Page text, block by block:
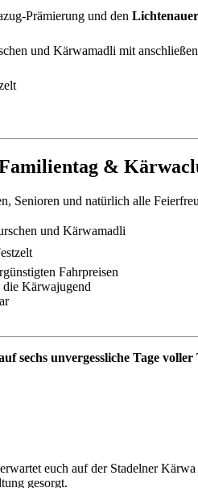
Prämierung und den
und Kärwamadli mit
&
Senioren und natürlich alle
und Kärwamadli
Fahrpreisen
Kärwajugend
sechs unvergessliche Tage
erwartet euch auf der Stadelner
gesorgt.